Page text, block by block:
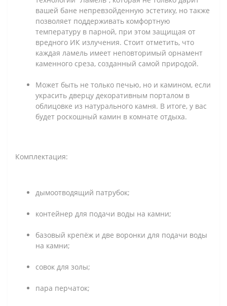
вашей бане непревзойденную эстетику, но также
позволяет поддерживать комфортную
температуру в парной, при этом защищая от
вредного ИК излучения. Стоит отметить, что
каждая ламель имеет неповторимый орнамент
каменного среза, созданный самой природой.
Может быть не только печью, но и камином, если
украсить дверцу декоративным порталом в
облицовке из натурального камня. В итоге, у вас
будет роскошный камин в комнате отдыха.
Комплектация:
дымоотводящий патрубок;
контейнер для подачи воды на камни;
базовый крепёж и две воронки для подачи воды
на камни;
совок для золы;
пара перчаток;